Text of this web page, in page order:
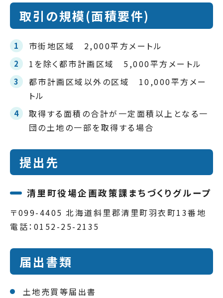
取引の規模(面積要件)
市街地区域 2,000平方メートル
1を除く都市計画区域 5,000平方メートル
都市計画区域以外の区域 10,000平方メー
トル
取得する面積の合計が一定面積以上となる一
団の土地の一部を取得する場合
提出先
清里町役場企画政策課まちづくりグループ
〒099-4405 北海道斜里郡清里町羽衣町13番地
電話：0152-25-2135
届出書類
土地売買等届出書